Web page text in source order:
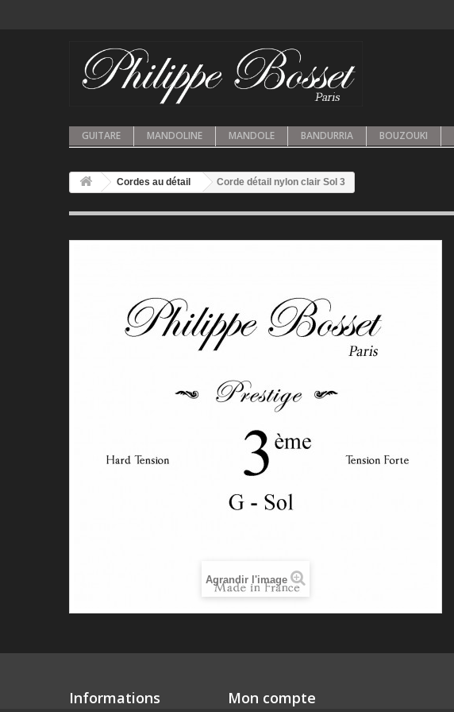
GUITARE MANDOLINE MANDOLE BANDURRIA BOUZOUKI
Cordes au détail Corde détail nylon clair Sol 3
Agrandir l'image
Informations Mon compte